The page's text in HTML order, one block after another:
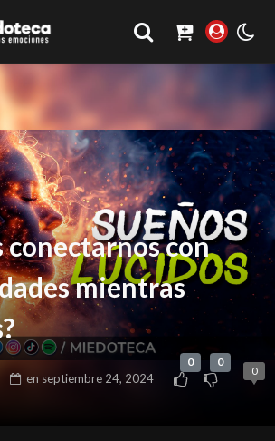
conectarnos con
mientras
en septiembre 24, 2024
0 0
0